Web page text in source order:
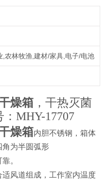
,农林牧渔,建材/家具,电子/电池
燥箱 ，干热灭菌
MHY-17707
燥箱内胆不锈钢，箱体
为半圆弧形
。
风道组成，工作室内温度